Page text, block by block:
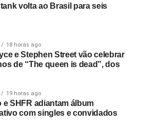
volta ao Brasil para seis
18 horas ago
e Stephen Street vão celebrar
de “The queen is dead”, dos
19 horas ago
e SHFR adiantam álbum
com singles e convidados